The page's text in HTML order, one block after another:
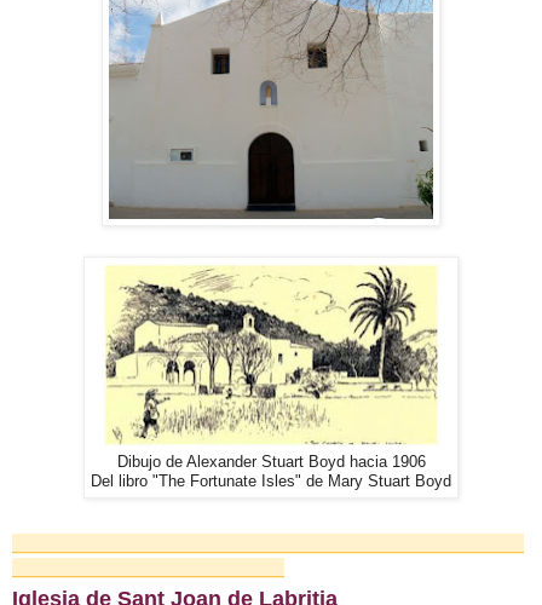
Dibujo de Alexander Stuart Boyd hacia 1906
Del libro "The Fortunate Isles" de Mary Stuart Boyd
Iglesia de Sant Joan de Labritja